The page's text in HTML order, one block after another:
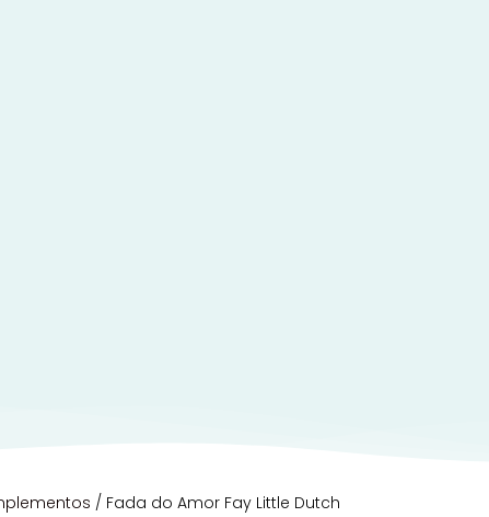
/ Fada do Amor Fay Little Dutch